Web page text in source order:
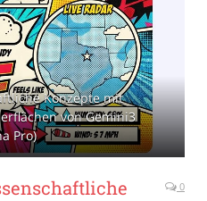
Konzepte mit
von Gemini3
Pro)
0